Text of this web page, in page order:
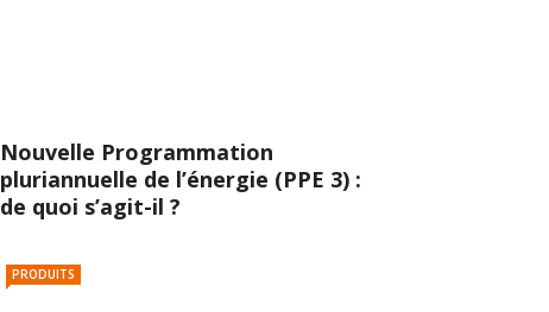
Nouvelle Programmation
pluriannuelle de l’énergie (PPE 3) :
de quoi s’agit-il ?
PRODUITS